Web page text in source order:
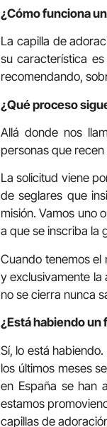
¿Cómo funciona
La capilla de
su característica
recomendando,
¿Qué proceso
Allá donde nos
personas que
La solicitud viene
de seglares que
misión. Vamos uno
a que se inscriba la
Cuando tenemos el
y exclusivamente la
no se cierra nunca
¿Está habiendo un
Sí, lo está
los últimos meses
en España se han
estamos
capillas de